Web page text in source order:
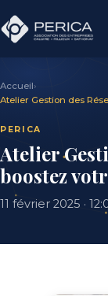
Accueil›
Atelier Gestion des
PERICA
Atelier
boostez
11 février 2025 ·